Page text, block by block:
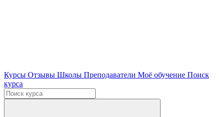
Курсы Отзывы Школы Преподаватели Моё обучение Поиск
курса